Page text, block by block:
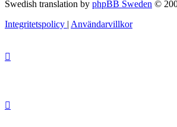
Swedish translation by phpBB Sweden ©
Integritetspolicy | Användarvillkor